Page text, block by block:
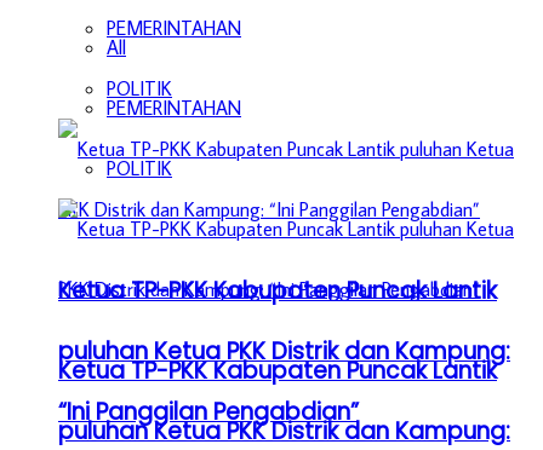
PEMERINTAHAN
POLITIK
Ketua TP-PKK Kabupaten Puncak Lantik
puluhan Ketua PKK Distrik dan Kampung:
“Ini Panggilan Pengabdian”
All
PEMERINTAHAN
POLITIK
Ketua TP-PKK Kabupaten Puncak Lantik
puluhan Ketua PKK Distrik dan Kampung: